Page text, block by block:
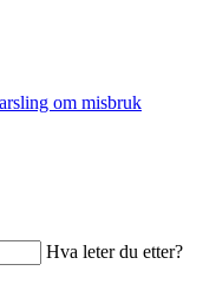
om misbruk
Hva leter du etter?
og
seks seter
i ny drakt